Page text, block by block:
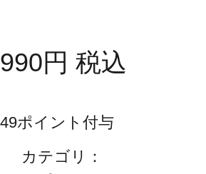
990円 税込
49ポイント付与
カテゴリ：